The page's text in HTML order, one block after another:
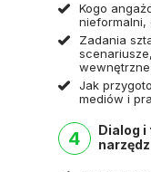
Kogo
nieformalni,
Zadania
Jak
mediów i
Dialog
4